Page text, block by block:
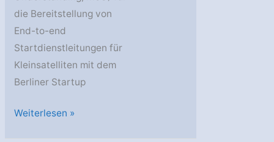
die Bereitstellung von
End-to-end
Startdienstleitungen für
Kleinsatelliten mit dem
Berliner Startup
OHB:
Weiterlesen »